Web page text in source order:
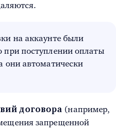
на аккаунте были
поступлении оплаты
они автоматически
договора (например,
запрещенной